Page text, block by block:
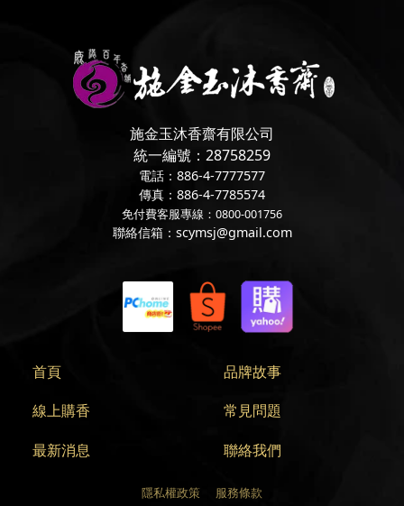
施金玉沐香齋有限公司
統一編號：28758259
電話：886-4-7777577
傳真：886-4-7785574
免付費客服專線：0800-001756
聯絡信箱：scymsj@gmail.com
首頁
品牌故事
線上購香
常見問題
最新消息
聯絡我們
隱私權政策
服務條款